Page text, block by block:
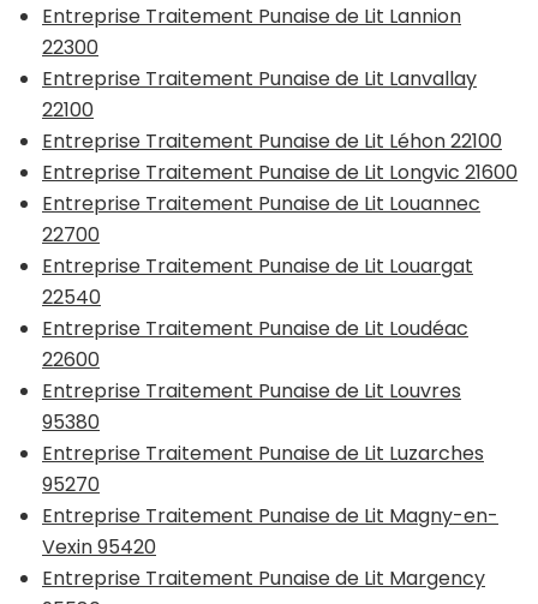
Entreprise Traitement Punaise de Lit Lannion
22300
Entreprise Traitement Punaise de Lit Lanvallay
22100
Entreprise Traitement Punaise de Lit Léhon 22100
Entreprise Traitement Punaise de Lit Longvic 21600
Entreprise Traitement Punaise de Lit Louannec
22700
Entreprise Traitement Punaise de Lit Louargat
22540
Entreprise Traitement Punaise de Lit Loudéac
22600
Entreprise Traitement Punaise de Lit Louvres
95380
Entreprise Traitement Punaise de Lit Luzarches
95270
Entreprise Traitement Punaise de Lit Magny-en-
Vexin 95420
Entreprise Traitement Punaise de Lit Margency